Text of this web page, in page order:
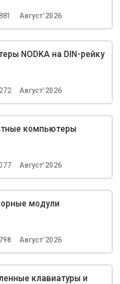
Август’2026
Август’2026
NODKA на DIN-рейку
Август’2026
компьютеры
Август’2026
модули
клавиатуры и